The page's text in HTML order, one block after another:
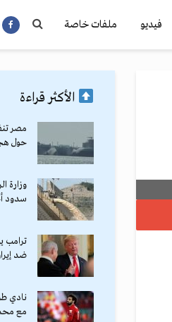
فيديو ملفات خاصة
الأكثر قراءة
مصر
حول
وزارة
سدود
ترامب
ضد
نادي
مع